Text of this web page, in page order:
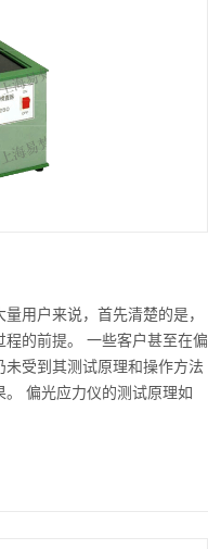
用户来说，首先清楚的是，
的前提。 一些客户甚至在偏
受到其测试原理和操作方法
偏光应力仪的测试原理如